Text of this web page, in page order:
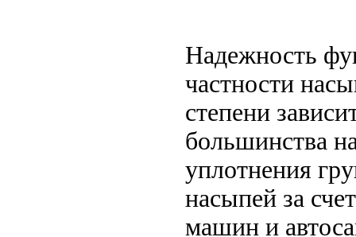
Надежность
частности
степени
большинства
уплотнения
насыпей за
машин и